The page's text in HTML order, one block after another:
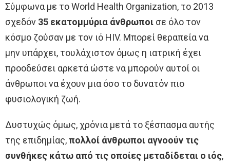
Σύμφωνα με το World Health Organization, το 2013
σχεδόν 35 εκατομμύρια άνθρωποι σε όλο τον
κόσμο ζούσαν με τον ιό HIV. Μπορεί θεραπεία να
μην υπάρχει, τουλάχιστον όμως η ιατρική έχει
προοδεύσει αρκετά ώστε να μπορούν αυτοί οι
άνθρωποι να έχουν μια όσο το δυνατόν πιο
φυσιολογική ζωή.
Δυστυχώς όμως, χρόνια μετά το ξέσπασμα αυτής
της επιδημίας,πολλοί άνθρωποι αγνοούν τις
συνθήκες κάτω από τις οποίες μεταδίδεται ο ιός,